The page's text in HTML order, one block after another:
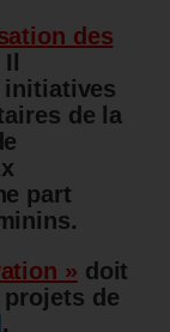
des
initiatives
de la
part
» doit
projets de
.